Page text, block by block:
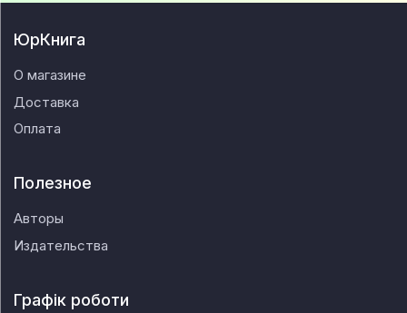
ЮрКнига
О магазине
Доставка
Оплата
Полезное
Авторы
Издательства
Графік роботи